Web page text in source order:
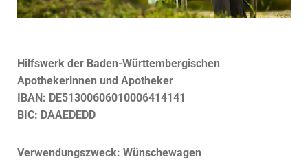
Hilfswerk der Baden-Württembergischen
Apothekerinnen und Apotheker
IBAN: DE51300606010006414141
BIC: DAAEDEDD
Verwendungszweck: Wünschewagen